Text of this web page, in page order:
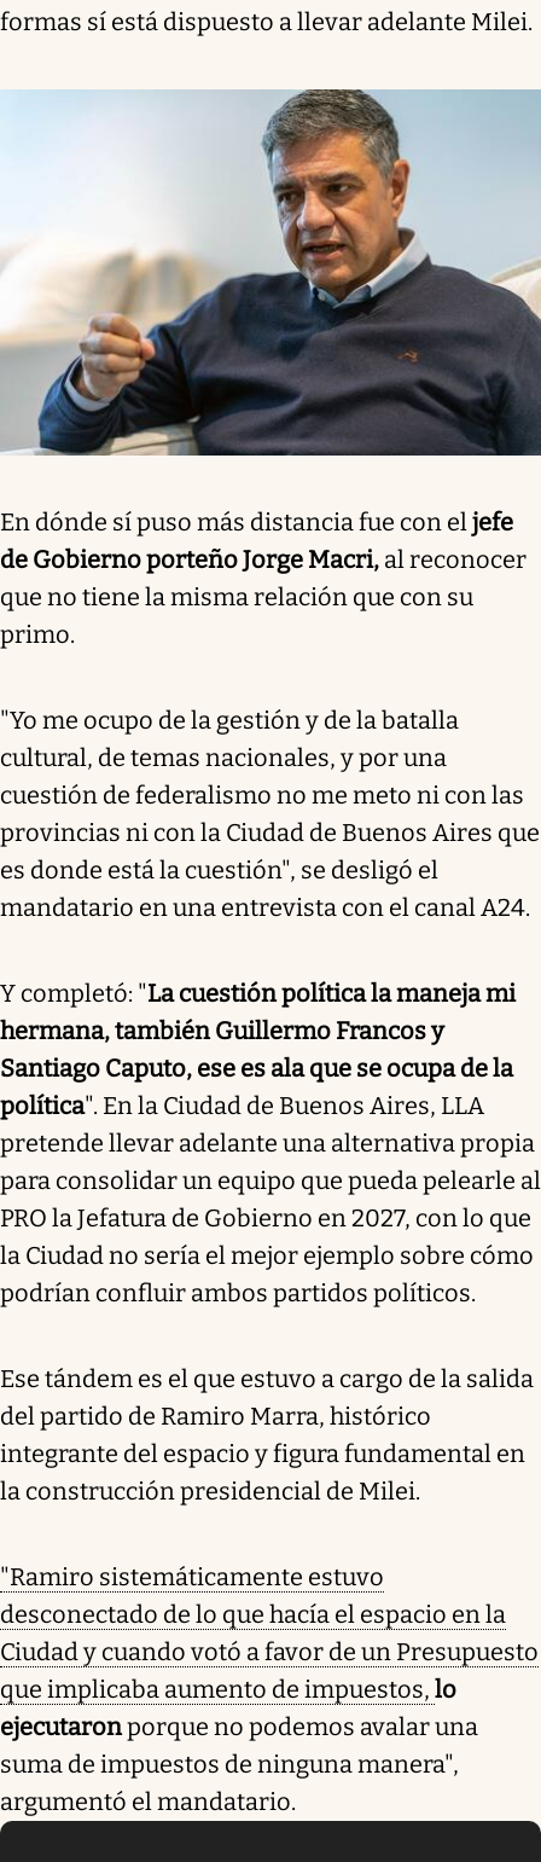
formas sí está dispuesto a llevar adelante Milei.
En dónde sí puso más distancia fue con eljefe
de Gobierno porteño Jorge Macri, al reconocer
que no tiene la misma relación que con su
primo.
"Yo me ocupo de la gestión y de la batalla
cultural, de temas nacionales, y por una
cuestión de federalismo no me meto ni con las
provincias ni con la Ciudad de Buenos Aires que
es donde está la cuestión", se desligó el
mandatario en una entrevista con el canal A24.
Y completó: "La cuestión política la maneja mi
hermana, también Guillermo Francos y
Santiago Caputo, ese es ala que se ocupa de la
política". En la Ciudad de Buenos Aires, LLA
pretende llevar adelante una alternativa propia
para consolidar un equipo que pueda pelearle al
PRO la Jefatura de Gobierno en 2027, con lo que
la Ciudad no sería el mejor ejemplo sobre cómo
podrían confluir ambos partidos políticos.
Ese tándem es el que estuvo a cargo de la salida
del partido de Ramiro Marra, histórico
integrante del espacio y figura fundamental en
la construcción presidencial de Milei.
"Ramiro sistemáticamente estuvo
desconectado de lo que hacía el espacio en la
Ciudad y cuando votó a favor de un Presupuesto
que implicaba aumento de impuestos, lo
ejecutaronporque no podemos avalar una
suma de impuestos de ninguna manera",
argumentó el mandatario.